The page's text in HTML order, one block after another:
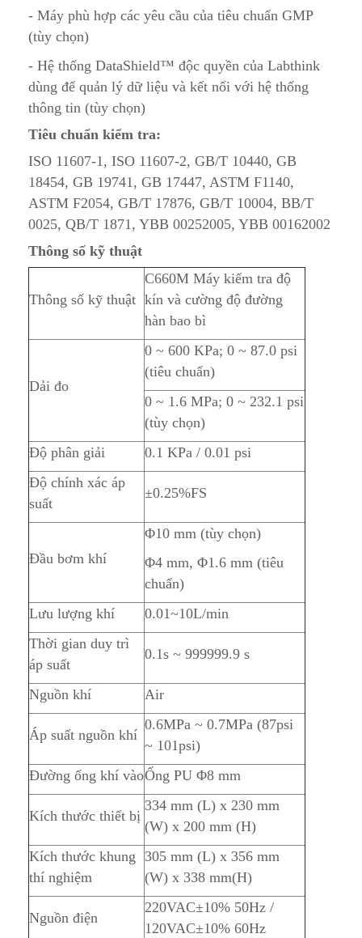
- Máy phù hợp các yêu cầu của tiêu chuẩn GMP
(tùy chọn)
- Hệ thống DataShield™ độc quyền của Labthink
dùng để quản lý dữ liệu và kết nối với hệ thống
thông tin (tùy chọn)
Tiêu chuẩn kiểm tra:
ISO 11607-1, ISO 11607-2, GB/T 10440, GB
18454, GB 19741, GB 17447, ASTM F1140,
ASTM F2054, GB/T 17876, GB/T 10004, BB/T
0025, QB/T 1871, YBB 00252005, YBB 00162002
Thông số kỹ thuật
Thông số kỹ thuật
C660M Máy kiểm tra độ
kín và cường độ đường
hàn bao bì
Dải đo
0 ~ 600 KPa; 0 ~ 87.0 psi
(tiêu chuẩn)
0 ~ 1.6 MPa; 0 ~ 232.1 psi
(tùy chọn)
Độ phân giải
0.1 KPa / 0.01 psi
Độ chính xác áp
suất
±0.25%FS
Đầu bơm khí
Φ10 mm (tùy chọn)
Φ4 mm, Φ1.6 mm (tiêu
chuẩn)
Lưu lượng khí
0.01~10L/min
Thời gian duy trì
áp suất
0.1s ~ 999999.9 s
Nguồn khí Air
Áp suất nguồn khí
0.6MPa ~ 0.7MPa (87psi
~ 101psi)
Đường ống khí vàoỐng PU Φ8 mm
Kích thước thiết bị
334 mm (L) x 230 mm
(W) x 200 mm (H)
Kích thước khung
thí nghiệm
305 mm (L) x 356 mm
(W) x 338 mm(H)
Nguồn điện
220VAC±10% 50Hz /
120VAC±10% 60Hz